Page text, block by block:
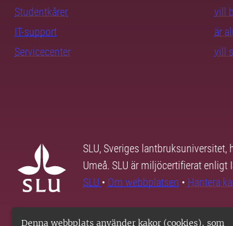
Denna webbplats använder kakor (cookies), som
Studentkårer
IT-support
Servicecenter
vill
är
vill
SLU, Sveriges lantbruksuniversitet,
Umeå. SLU är miljöcertifierat enligt
SLU • Om webbplatsen • Hantera